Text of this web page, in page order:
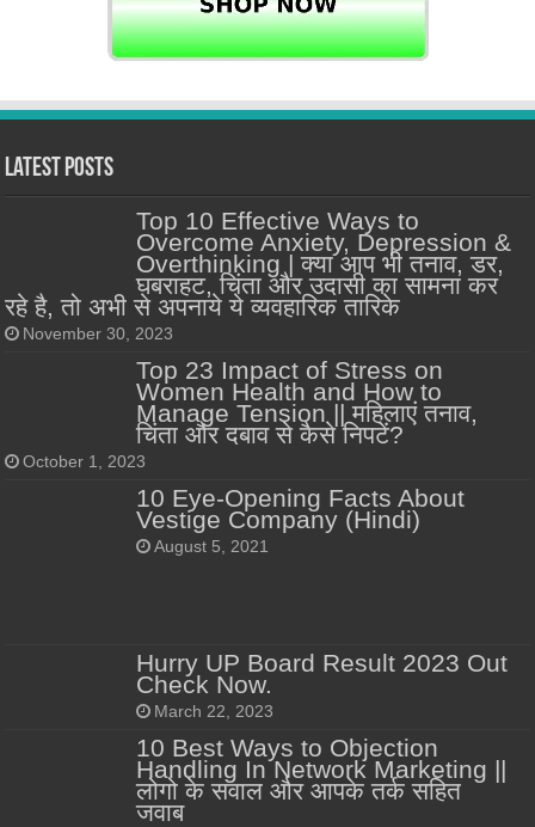
Latest Posts
Top 10 Effective Ways to
Overcome Anxiety, Depression &
Overthinking | क्या आप भी तनाव, डर,
घबराहट, चिंता और उदासी का सामना कर
रहे है, तो अभी से अपनाये ये व्यवहारिक तारिके
November 30, 2023
Top 23 Impact of Stress on
Women Health and How to
Manage Tension || महिलाएं तनाव,
चिंता और दबाव से कैसे निपटें?
October 1, 2023
10 Eye-Opening Facts About
Vestige Company (Hindi)
August 5, 2021
Hurry UP Board Result 2023 Out
Check Now.
March 22, 2023
10 Best Ways to Objection
Handling In Network Marketing ||
लोगो के सवाल और आपके तर्क सहित
जवाब